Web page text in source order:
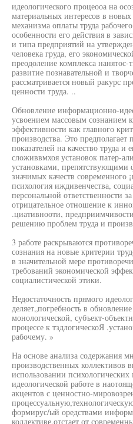
идеологического процеооа на
материальных интересов в новых
механизма оплаты труда
особенности его действия в
и типа предприятий на
человека груда, его
преодоление комплекса нанятос-
развитие познавательной и
рассматривается новый ракурс
ценности труда. ..
Обновление информационно-
усвоением массовым сознанием
эффективности как главного
производства. Это
показателей на качество труда
сложиввмхоя установок патер-
установками,
значимых качеств современного
психология иждивенчества,
персональной ответственности
отрицательное отношение к
.циативнооти,
решению проблем труда и
3 работе раскрываются
сознания на новые критерии
в значительной мере
требований экономической
социалистической этики.
Недостаточность прямого
деляет„погребность в
монологической, субъект-
процессе к тздлогическоЯ
рабочему. »
На основе анализа содержания
производственных коллективов
использовании
идеологической работе в
акцентов с ценностно-
формирус/ый оредствами
коллективе.отстает от